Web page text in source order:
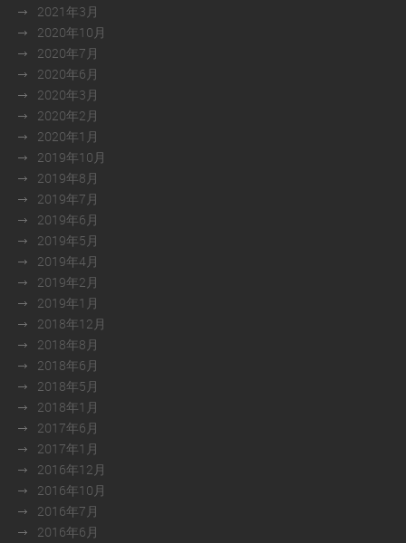
2021年3月
2020年10月
2020年7月
2020年6月
2020年3月
2020年2月
2020年1月
2019年10月
2019年8月
2019年7月
2019年6月
2019年5月
2019年4月
2019年2月
2019年1月
2018年12月
2018年8月
2018年6月
2018年5月
2018年1月
2017年6月
2017年1月
2016年12月
2016年10月
2016年7月
2016年6月